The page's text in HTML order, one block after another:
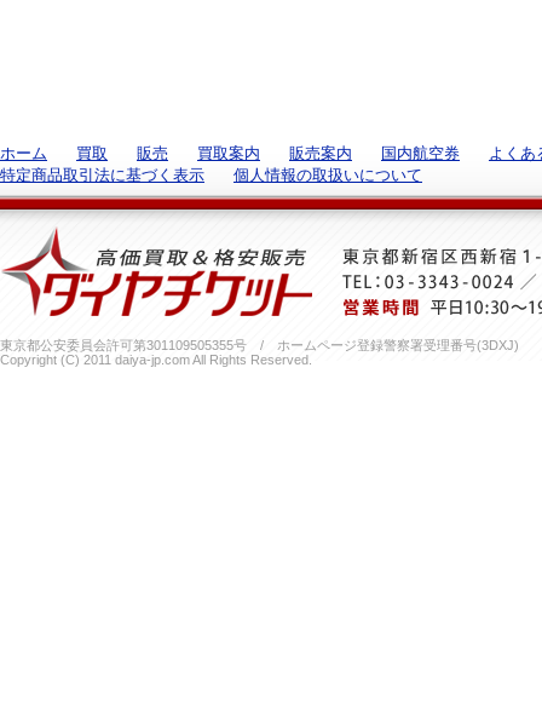
ホーム 買取 販売 買取案内 販売案内 国内航空券
よくあ
特定商品取引法に基づく表示
個人情報の取扱いについて
東京都公安委員会許可第301109505355号 / ホームページ登録警察署受理番号(3DXJ)
Copyright (C) 2011 daiya-jp.com All Rights Reserved.